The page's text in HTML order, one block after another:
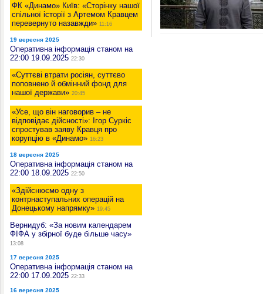
ФК «Динамо» Київ: «Сторінку нашої
спільної історії з Артемом Кравцем
перевернуто назавжди» 11:16
19 вересня 2025
Оперативна інформація станом на
22:00 19.09.2025 22:30
«Суттєві втрати росіян, суттєво
поповнено й обмінний фонд для
нашої держави» 20:45
«Усе, що він наговорив – не
відповідає дійсності»: Ігор Суркіс
спростував заяву Кравця про
корупцію в «Динамо» 16:23
18 вересня 2025
Оперативна інформація станом на
22:00 18.09.2025 22:50
«Здійснюємо одну з
контрнаступальних операцій на
Донецькому напрямку» 19:45
Вернидуб: «За новим календарем
ФІФА у збірної буде більше часу»
13:08
17 вересня 2025
Оперативна інформація станом на
22:00 17.09.2025 22:33
16 вересня 2025